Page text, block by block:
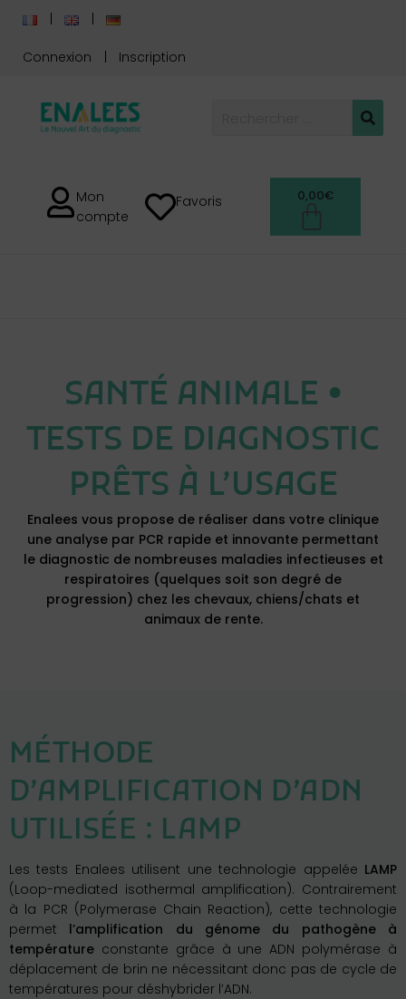
Connexion Inscription
Mon
compte
Favoris 0,00€
SANTÉ ANIMALE •
TESTS DE DIAGNOSTIC
Enalees vous propose de réaliser dans votre clinique
une analyse par PCR rapide et innovante permettant
le diagnostic de nombreuses maladies infectieuses et
respiratoires (quelques soit son degré de
progression) chez les chevaux, chiens/chats et
animaux de rente.
MÉTHODE
D’AMPLIFICATION D’ADN
UTILISÉE : LAMP
Les tests Enalees utilisent une technologie appelée LAMP
(Loop-mediated isothermal amplification). Contrairement
à la PCR (Polymerase Chain Reaction), cette technologie
permet l’amplification du génome du pathogène à
température constante grâce à une ADN polymérase à
déplacement de brin ne nécessitant donc pas de cycle de
températures pour déshybrider l’ADN.